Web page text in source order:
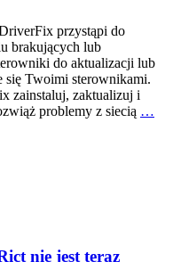
przystąpi do
brakujących lub
do aktualizacji lub
się Twoimi sterownikami.
zainstaluj, zaktualizuj i
problemy z siecią …
nie jest teraz